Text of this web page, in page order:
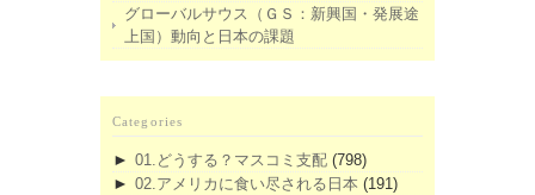
グローバルサウス（ＧＳ：新興国・発展途
上国）動向と日本の課題
Categories
► 01.どうする？マスコミ支配 (798)
► 02.アメリカに食い尽される日本 (191)